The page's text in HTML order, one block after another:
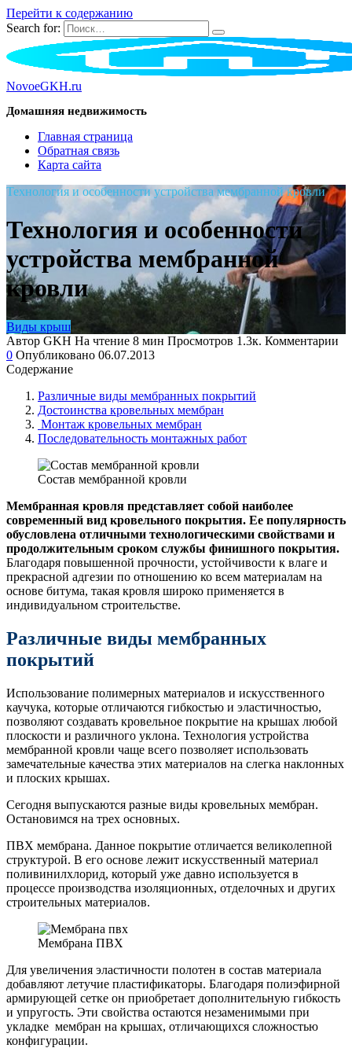
Перейти к содержанию
Search for:
NovoeGKH.ru
Домашняя недвижимость
Главная страница
Обратная связь
Карта сайта
Технология и особенности устройства мембранной кровли
Технология и особенности
устройства мембранной
кровли
Виды крыш
Автор GKH На чтение 8 мин Просмотров 1.3к. Комментарии
0 Опубликовано 06.07.2013
Содержание
Различные виды мембранных покрытий
Достоинства кровельных мембран
Монтаж кровельных мембран
Последовательность монтажных работ
Состав мембранной кровли
Мембранная кровля представляет собой наиболее
современный вид кровельного покрытия. Ее популярность
обусловлена отличными технологическими свойствами и
продолжительным сроком службы финишного покрытия.
Благодаря повышенной прочности, устойчивости к влаге и
прекрасной адгезии по отношению ко всем материалам на
основе битума, такая кровля широко применяется в
индивидуальном строительстве.
Различные виды мембранных
покрытий
Использование полимерных материалов и искусственного
каучука, которые отличаются гибкостью и эластичностью,
позволяют создавать кровельное покрытие на крышах любой
плоскости и различного уклона. Технология устройства
мембранной кровли чаще всего позволяет использовать
замечательные качества этих материалов на слегка наклонных
и плоских крышах.
Сегодня выпускаются разные виды кровельных мембран.
Остановимся на трех основных.
ПВХ мембрана. Данное покрытие отличается великолепной
структурой. В его основе лежит искусственный материал
поливинилхлорид, который уже давно используется в
процессе производства изоляционных, отделочных и других
строительных материалов.
Мембрана ПВХ
Для увеличения эластичности полотен в состав материала
добавляют летучие пластификаторы. Благодаря полиэфирной
армирующей сетке он приобретает дополнительную гибкость
и упругость. Эти свойства остаются незаменимыми при
укладке мембран на крышах, отличающихся сложностью
конфигурации.